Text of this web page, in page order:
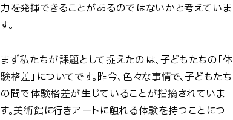
力を発揮できることがあるのではないかと考えていま
す。
まず私たちが課題として捉えたのは、子どもたちの「体
験格差」についてです。昨今、色々な事情で、子どもたち
の間で体験格差が生じていることが指摘されていま
す。美術館に行きアートに触れる体験を持つことにつ